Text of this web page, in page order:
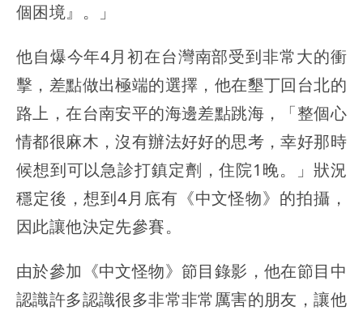
個困境』。」
他自爆今年4月初在台灣南部受到非常大的衝
擊，差點做出極端的選擇，他在墾丁回台北的
路上，在台南安平的海邊差點跳海，「整個心
情都很麻木，沒有辦法好好的思考，幸好那時
候想到可以急診打鎮定劑，住院1晚。」狀況
穩定後，想到4月底有《中文怪物》的拍攝，
因此讓他決定先參賽。
由於參加《中文怪物》節目錄影，他在節目中
認識許多認識很多非常非常厲害的朋友，讓他